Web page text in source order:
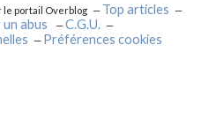
le portail Overblog
Top articles
un abus
C.G.U.
Préférences cookies